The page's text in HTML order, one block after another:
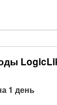
1 день